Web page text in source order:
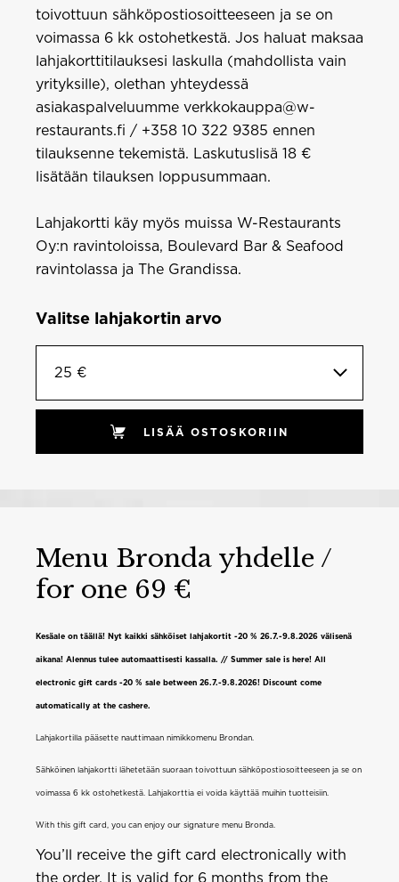
toivottuun sähköpostiosoitteeseen ja se on
voimassa 6 kk ostohetkestä. Jos haluat maksaa
lahjakorttitilauksesi laskulla (mahdollista vain
yrityksille), olethan yhteydessä
asiakaspalveluumme verkkokauppa@w-
restaurants.fi / +358 10 322 9385 ennen
tilauksenne tekemistä. Laskutuslisä 18 €
lisätään tilauksen loppusummaan.
Lahjakortti käy myös muissa W-Restaurants
Oy:n ravintoloissa, Boulevard Bar & Seafood
ravintolassa ja The Grandissa.
Valitse lahjakortin arvo
25 €
LISÄÄ OSTOSKORIIN
Menu Bronda yhdelle /
for one 69 €
Kesäale on täällä! Nyt kaikki sähköiset lahjakortit -20 % 26.7.-9.8.2026 välisenä
aikana! Alennus tulee automaattisesti kassalla. // Summer sale is here! All
electronic gift cards -20 % sale between 26.7.-9.8.2026! Discount come
automatically at the cashere.
Lahjakortilla pääsette nauttimaan nimikkomenu Brondan.
Sähköinen lahjakortti lähetetään suoraan toivottuun sähköpostiosoitteeseen ja se on
voimassa 6 kk ostohetkestä. Lahjakorttia ei voida käyttää muihin tuotteisiin.
With this gift card, you can enjoy our signature menu Bronda.
You’ll receive the gift card electronically with
the order. It is valid for 6 months from the